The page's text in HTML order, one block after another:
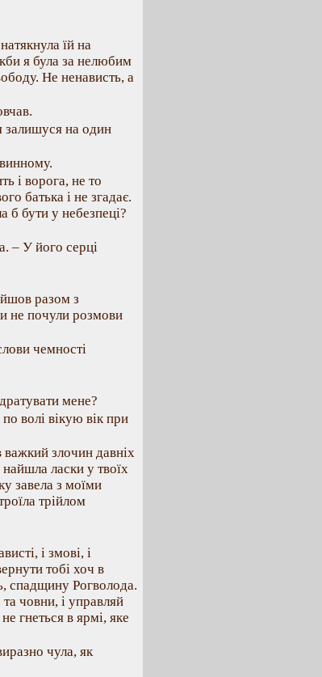
їй на
я була за нелюбим
Не ненависть, а
залишуся на один
і ворога, не то
батька і не згадає.
б бути у небезпеці?
– У його серці
разом з
не почули розмови
чемності
мене?
волі вікую вік при
злочин давніх
ласки у твоїх
завела з моїми
трійлом
і змові, і
тобі хоч в
спадщину Рогволода.
човни, і управляй
гнеться в ярмі, яке
чула, як